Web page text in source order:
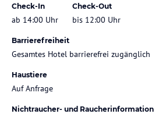
Check-In
ab 14:00 Uhr
Check-Out
bis 12:00 Uhr
Barrierefreiheit
Gesamtes Hotel barrierefrei zugänglich
Haustiere
Auf Anfrage
Nichtraucher- und Raucherinformation